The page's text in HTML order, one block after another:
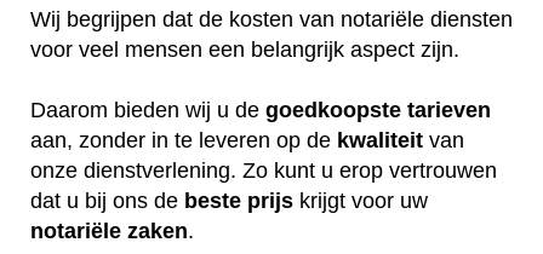
Wij begrijpen dat de kosten van notariële diensten
voor veel mensen een belangrijk aspect zijn.
Daarom bieden wij u de goedkoopste tarieven
aan, zonder in te leveren op de kwaliteit van
onze dienstverlening. Zo kunt u erop vertrouwen
dat u bij ons de beste prijs krijgt voor uw
notariële zaken.